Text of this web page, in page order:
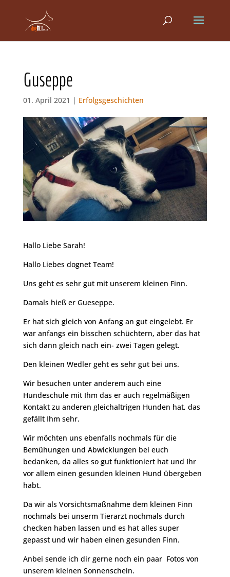
Guseppe
01. April 2021 | Erfolgsgeschichten
Hallo Liebe Sarah!
Hallo Liebes dognet Team!
Uns geht es sehr gut mit unserem kleinen Finn.
Damals hieß er Gueseppe.
Er hat sich gleich von Anfang an gut eingelebt. Er
war anfangs ein bisschen schüchtern, aber das hat
sich dann gleich nach ein- zwei Tagen gelegt.
Den kleinen Wedler geht es sehr gut bei uns.
Wir besuchen unter anderem auch eine
Hundeschule mit Ihm das er auch regelmäßigen
Kontakt zu anderen gleichaltrigen Hunden hat, das
gefällt Ihm sehr.
Wir möchten uns ebenfalls nochmals für die
Bemühungen und Abwicklungen bei euch
bedanken, da alles so gut funktioniert hat und Ihr
vor allem einen gesunden kleinen Hund übergeben
habt.
Da wir als Vorsichtsmaßnahme dem kleinen Finn
nochmals bei unserm Tierarzt nochmals durch
checken haben lassen und es hat alles super
gepasst und wir haben einen gesunden Finn.
Anbei sende ich dir gerne noch ein paar Fotos von
unserem kleinen Sonnenschein.